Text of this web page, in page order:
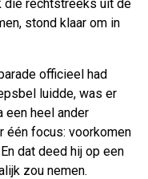
die rechtstreeks uit de
stond klaar om in
officieel had
luidde, was er
een heel ander
één focus: voorkomen
dat deed hij op een
zou nemen.